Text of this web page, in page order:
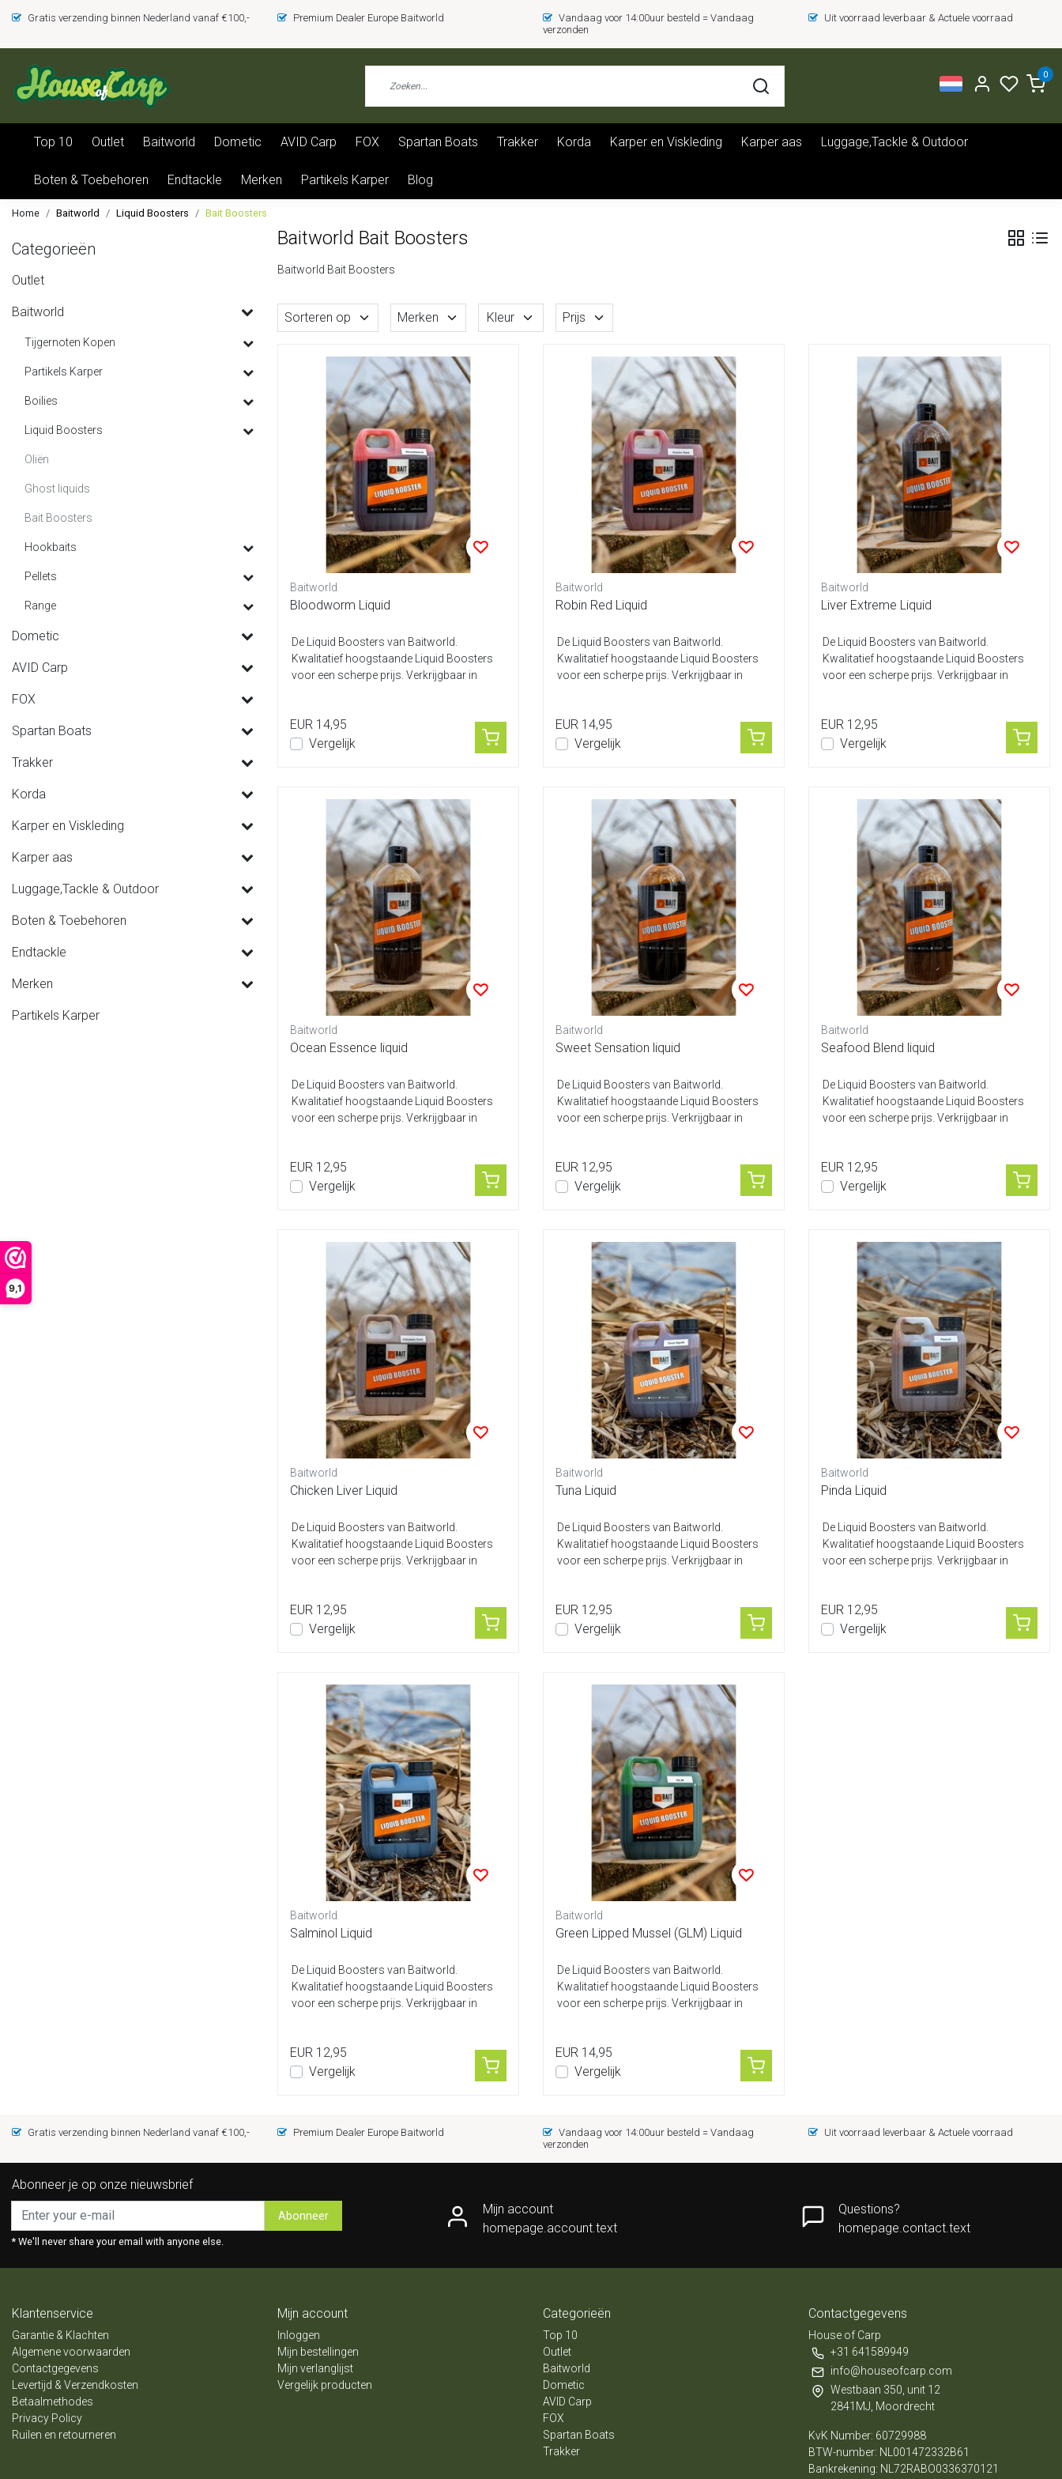
9,1
Gratis verzending binnen Nederland vanaf €100,- Premium Dealer Europe Baitworld
Vandaag voor 14:00uur besteld = Vandaag
verzonden
Uit voorraad leverbaar & Actuele voorraad
0
Top 10 Outlet Baitworld Dometic AVID Carp FOX Spartan Boats Trakker Korda Karper en Viskleding Karper aas Luggage,Tackle & Outdoor
Boten & Toebehoren Endtackle Merken Partikels Karper Blog
Home Baitworld Liquid Boosters Bait Boosters
Categorieën
Outlet
Baitworld
Tijgernoten Kopen
Partikels Karper
Boilies
Liquid Boosters
Oliën
Ghost liquids
Bait Boosters
Hookbaits
Pellets
Range
Dometic
AVID Carp
FOX
Spartan Boats
Trakker
Korda
Karper en Viskleding
Karper aas
Luggage,Tackle & Outdoor
Boten & Toebehoren
Endtackle
Merken
Partikels Karper
Baitworld Bait Boosters
Baitworld Bait Boosters
Sorteren op Merken Kleur Prijs
Baitworld
Bloodworm Liquid
De Liquid Boosters van Baitworld.
Kwalitatief hoogstaande Liquid Boosters
voor een scherpe prijs. Verkrijgbaar in
EUR 14,95
Vergelijk
Baitworld
Robin Red Liquid
De Liquid Boosters van Baitworld.
Kwalitatief hoogstaande Liquid Boosters
voor een scherpe prijs. Verkrijgbaar in
EUR 14,95
Vergelijk
Baitworld
Liver Extreme Liquid
De Liquid Boosters van Baitworld.
Kwalitatief hoogstaande Liquid Boosters
voor een scherpe prijs. Verkrijgbaar in
EUR 12,95
Vergelijk
Baitworld
Ocean Essence liquid
De Liquid Boosters van Baitworld.
Kwalitatief hoogstaande Liquid Boosters
voor een scherpe prijs. Verkrijgbaar in
EUR 12,95
Vergelijk
Baitworld
Sweet Sensation liquid
De Liquid Boosters van Baitworld.
Kwalitatief hoogstaande Liquid Boosters
voor een scherpe prijs. Verkrijgbaar in
EUR 12,95
Vergelijk
Baitworld
Seafood Blend liquid
De Liquid Boosters van Baitworld.
Kwalitatief hoogstaande Liquid Boosters
voor een scherpe prijs. Verkrijgbaar in
EUR 12,95
Vergelijk
Baitworld
Chicken Liver Liquid
De Liquid Boosters van Baitworld.
Kwalitatief hoogstaande Liquid Boosters
voor een scherpe prijs. Verkrijgbaar in
EUR 12,95
Vergelijk
Baitworld
Tuna Liquid
De Liquid Boosters van Baitworld.
Kwalitatief hoogstaande Liquid Boosters
voor een scherpe prijs. Verkrijgbaar in
EUR 12,95
Vergelijk
Baitworld
Pinda Liquid
De Liquid Boosters van Baitworld.
Kwalitatief hoogstaande Liquid Boosters
voor een scherpe prijs. Verkrijgbaar in
EUR 12,95
Vergelijk
Baitworld
Salminol Liquid
De Liquid Boosters van Baitworld.
Kwalitatief hoogstaande Liquid Boosters
voor een scherpe prijs. Verkrijgbaar in
EUR 12,95
Vergelijk
Baitworld
Green Lipped Mussel (GLM) Liquid
De Liquid Boosters van Baitworld.
Kwalitatief hoogstaande Liquid Boosters
voor een scherpe prijs. Verkrijgbaar in
EUR 14,95
Vergelijk
Gratis verzending binnen Nederland vanaf €100,- Premium Dealer Europe Baitworld
Vandaag voor 14:00uur besteld = Vandaag
verzonden
Uit voorraad leverbaar & Actuele voorraad
Abonneer je op onze nieuwsbrief
Abonneer
* We'll never share your email with anyone else.
Mijn account
homepage.account.text
Questions?
homepage.contact.text
Klantenservice
Garantie & Klachten
Algemene voorwaarden
Contactgegevens
Levertijd & Verzendkosten
Betaalmethodes
Privacy Policy
Ruilen en retourneren
Mijn account
Inloggen
Mijn bestellingen
Mijn verlanglijst
Vergelijk producten
Categorieën
Top 10
Outlet
Baitworld
Dometic
AVID Carp
FOX
Spartan Boats
Trakker
Contactgegevens
House of Carp
+31 641589949
info@houseofcarp.com
Westbaan 350, unit 12
2841MJ, Moordrecht
KvK Number: 60729988
BTW-number: NL001472332B61
Bankrekening: NL72RABO0336370121